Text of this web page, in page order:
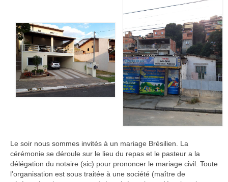
Le soir nous sommes invités à un mariage Brésilien. La
cérémonie se déroule sur le lieu du repas et le pasteur a la
délégation du notaire (sic) pour prononcer le mariage civil. Toute
l’organisation est sous traitée à une société (maître de